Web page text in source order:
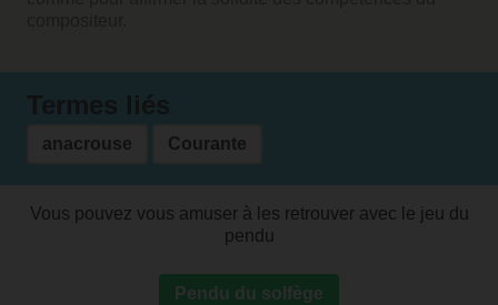
anacrouse Courante
Vous pouvez vous amuser à les retrouver avec le jeu du
pendu
Pendu du solfège